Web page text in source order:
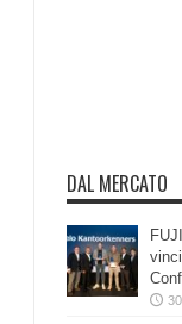
DAL MERCATO